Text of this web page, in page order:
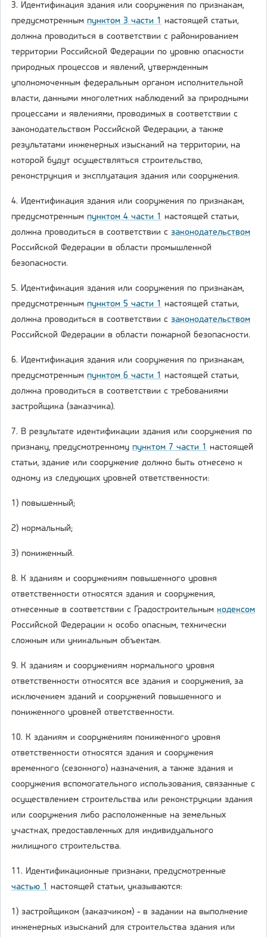
3. Идентификация здания или сооружения по признакам,
предусмотренным пунктом 3 части 1 настоящей статьи,
должна проводиться в соответствии с районированием
территории Российской Федерации по уровню опасности
природных процессов и явлений, утвержденным
уполномоченным федеральным органом исполнительной
власти, данными многолетних наблюдений за природными
процессами и явлениями, проводимых в соответствии с
законодательством Российской Федерации, а также
результатами инженерных изысканий на территории, на
которой будут осуществляться строительство,
реконструкция и эксплуатация здания или сооружения.
4. Идентификация здания или сооружения по признакам,
предусмотренным пунктом 4 части 1 настоящей статьи,
должна проводиться в соответствии с законодательством
Российской Федерации в области промышленной
безопасности.
5. Идентификация здания или сооружения по признакам,
предусмотренным пунктом 5 части 1 настоящей статьи,
должна проводиться в соответствии с законодательством
Российской Федерации в области пожарной безопасности.
6. Идентификация здания или сооружения по признакам,
предусмотренным пунктом 6 части 1 настоящей статьи,
должна проводиться в соответствии с требованиями
застройщика (заказчика).
7. В результате идентификации здания или сооружения по
признаку, предусмотренному пунктом 7 части 1 настоящей
статьи, здание или сооружение должно быть отнесено к
одному из следующих уровней ответственности:
1) повышенный;
2) нормальный;
3) пониженный.
8. К зданиям и сооружениям повышенного уровня
ответственности относятся здания и сооружения,
отнесенные в соответствии с Градостроительным кодексом
Российской Федерации к особо опасным, технически
сложным или уникальным объектам.
9. К зданиям и сооружениям нормального уровня
ответственности относятся все здания и сооружения, за
исключением зданий и сооружений повышенного и
пониженного уровней ответственности.
10. К зданиям и сооружениям пониженного уровня
ответственности относятся здания и сооружения
временного (сезонного) назначения, а также здания и
сооружения вспомогательного использования, связанные с
осуществлением строительства или реконструкции здания
или сооружения либо расположенные на земельных
участках, предоставленных для индивидуального
жилищного строительства.
11. Идентификационные признаки, предусмотренные
частью 1 настоящей статьи, указываются:
1) застройщиком (заказчиком) - в задании на выполнение
инженерных изысканий для строительства здания или